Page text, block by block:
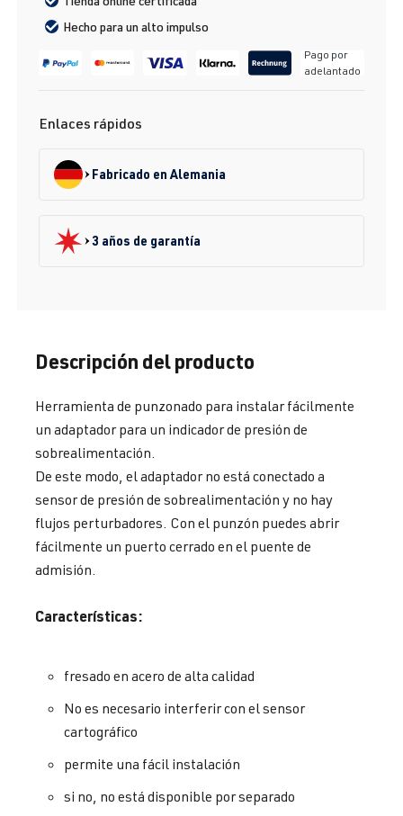
Hecho para un alto impulso
Pago por
adelantado
Enlaces rápidos
Fabricado en Alemania
3 años de garantía
Descripción del producto
Herramienta de punzonado para instalar fácilmente
un adaptador para un indicador de presión de
sobrealimentación.
De este modo, el adaptador no está conectado a
sensor de presión de sobrealimentación y no hay
flujos perturbadores. Con el punzón puedes abrir
fácilmente un puerto cerrado en el puente de
admisión.
Características:
fresado en acero de alta calidad
No es necesario interferir con el sensor
cartográfico
permite una fácil instalación
si no, no está disponible por separado